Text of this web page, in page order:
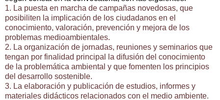
1. La puesta en marcha de campañas novedosas, que
posibiliten la implicación de los ciudadanos en el
conocimiento, valoración, prevención y mejora de los
problemas medioambientales.
2. La organización de jornadas, reuniones y seminarios que
tengan por finalidad principal la difusión del conocimiento
de la problemática ambiental y que fomenten los principios
del desarrollo sostenible.
3. La elaboración y publicación de estudios, informes y
materiales didácticos relacionados con el medio ambiente.